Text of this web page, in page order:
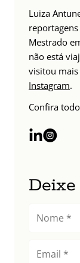
Luiza
Mestrado
não está
visitou
Instagram.
Confira